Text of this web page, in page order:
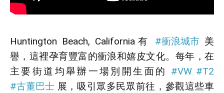
Huntington Beach, California有 #衝浪城市 美
譽，這裡孕育豐富的衝浪和嬉皮文化。每年，在
主要街道均舉辦一場別開生面的 #VW #T2
#古董巴士 展，吸引眾多民眾前往，參觀這些車